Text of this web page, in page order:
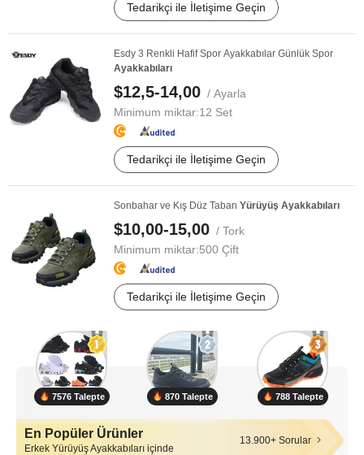
Tedarikçi ile İletişime Geçin
Esdy 3 Renkli Hafif Spor Ayakkabılar Günlük Spor
Ayakkabıları
$12,5-14,00 / Ayarla
Minimum miktar:12 Set
Tedarikçi ile İletişime Geçin
Sonbahar ve Kış Düz Taban Yürüyüş Ayakkabıları
$10,00-15,00 / Tork
Minimum miktar:500 Çift
Tedarikçi ile İletişime Geçin
7576 Talepte 870 Talepte 788 Talepte
En Popüler Ürünler
Erkek Yürüyüş Ayakkabıları içinde
13.900+ Sorular